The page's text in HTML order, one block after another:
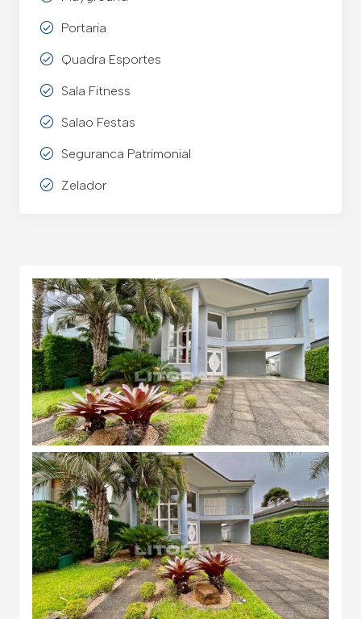
Portaria
Quadra Esportes
Sala Fitness
Salao Festas
Seguranca Patrimonial
Zelador